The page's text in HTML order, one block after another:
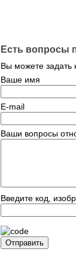
Есть вопросы
Вы можете
Ваше имя
E-mail
Ваши вопросы
Введите код,
Отправить